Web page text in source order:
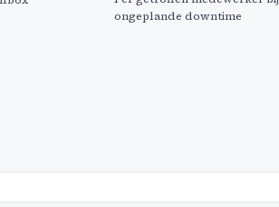
ongeplande downtime